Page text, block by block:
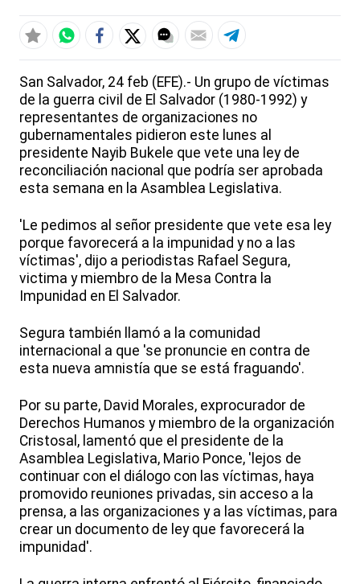
San Salvador, 24 feb (EFE).- Un grupo de víctimas
de la guerra civil de El Salvador (1980-1992) y
representantes de organizaciones no
gubernamentales pidieron este lunes al
presidente Nayib Bukele que vete una ley de
reconciliación nacional que podría ser aprobada
esta semana en la Asamblea Legislativa.
'Le pedimos al señor presidente que vete esa ley
porque favorecerá a la impunidad y no a las
víctimas', dijo a periodistas Rafael Segura,
victima y miembro de la Mesa Contra la
Impunidad en El Salvador.
Segura también llamó a la comunidad
internacional a que 'se pronuncie en contra de
esta nueva amnistía que se está fraguando'.
Por su parte, David Morales, exprocurador de
Derechos Humanos y miembro de la organización
Cristosal, lamentó que el presidente de la
Asamblea Legislativa, Mario Ponce, 'lejos de
continuar con el diálogo con las víctimas, haya
promovido reuniones privadas, sin acceso a la
prensa, a las organizaciones y a las víctimas, para
crear un documento de ley que favorecerá la
impunidad'.